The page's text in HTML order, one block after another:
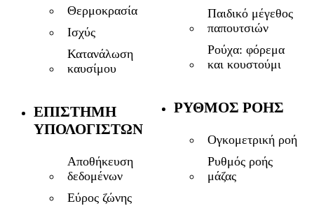
Θερμοκρασία
Ισχύς
Κατανάλωση
καυσίμου
ΕΠΙΣΤΉΜΗ
ΥΠΟΛΟΓΙΣΤΏΝ
Αποθήκευση
δεδομένων
Εύρος ζώνης
Παιδικό μέγεθος
παπουτσιών
Ρούχα: φόρεμα
και κουστούμι
ΡΥΘΜΌΣ ΡΟΉΣ
Ογκομετρική ροή
Ρυθμός ροής
μάζας